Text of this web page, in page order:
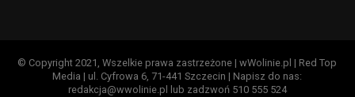
© Copyright 2021, Wszelkie prawa zastrzeżone | wWolinie.pl | Red Top
Media | ul. Cyfrowa 6, 71-441 Szczecin | Napisz do nas:
redakcja@wwolinie.pl lub zadzwoń 510 555 524